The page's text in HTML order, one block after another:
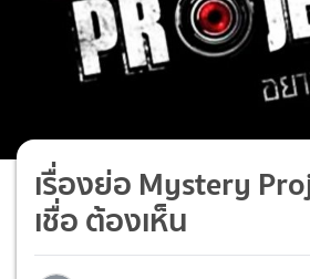
เรื่องย่อ Mystery
เชื่อ ต้องเห็น